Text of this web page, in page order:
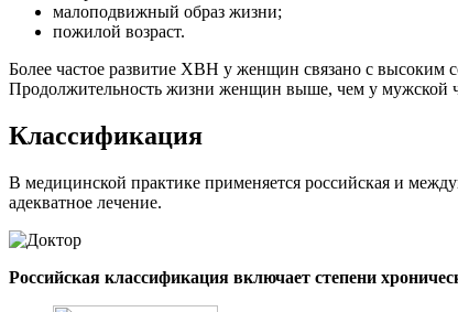
малоподвижный образ жизни;
пожилой возраст.
Более частое развитие ХВН у женщин связано с высоким
Продолжительность жизни женщин выше, чем у мужской
Классификация
В медицинской практике применяется российская и
адекватное лечение.
Российская классификация включает степени